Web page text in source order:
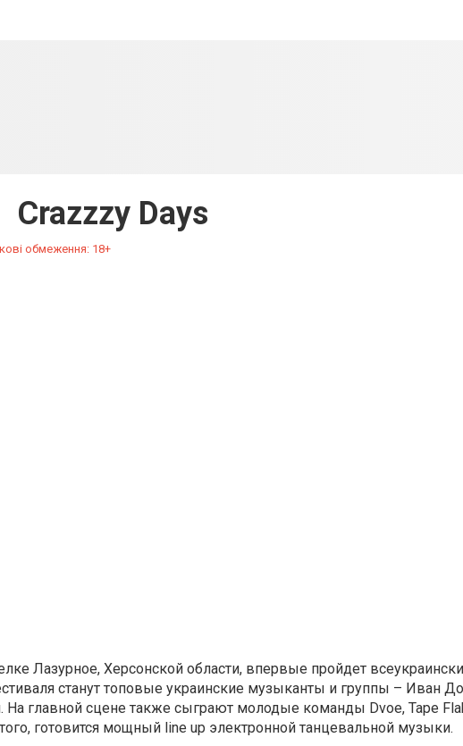
Crazzzy Days
обмеження: 18+
Лазурное, Херсонской области, впервые пройдет
станут топовые украинские музыканты и группы – Иван
главной сцене также сыграют молодые команды Dvoe, Tape
готовится мощный line up электронной танцевальной музыки.